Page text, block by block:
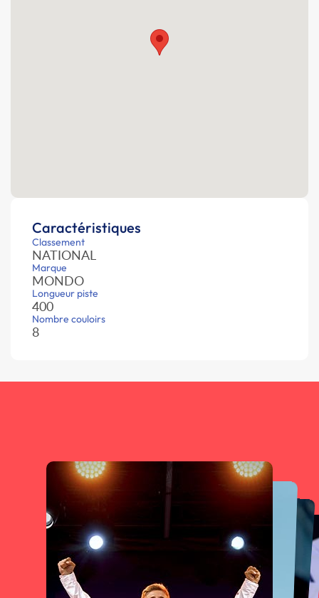
Caractéristiques
Classement
NATIONAL
Marque
MONDO
Longueur piste
400
Nombre couloirs
8